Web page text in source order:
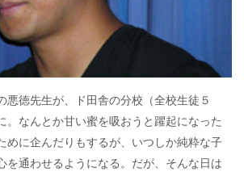
悪徳先生が、ド田舎の分校（全校生徒５
。なんとか甘い蜜を吸おうと躍起になった
めに企んだりもするが、いつしか純粋な子
を通わせるようになる。だが、そんな日は